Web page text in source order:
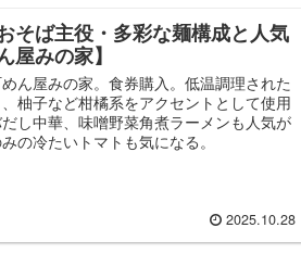
そば主役・多彩な麺構成と人気
屋みの家】
ん屋みの家。食券購入。低温調理された
柚子など柑橘系をアクセントとして使用
し中華、味噌野菜角煮ラーメンも人気が
の冷たいトマトも気になる。
2025.10.28